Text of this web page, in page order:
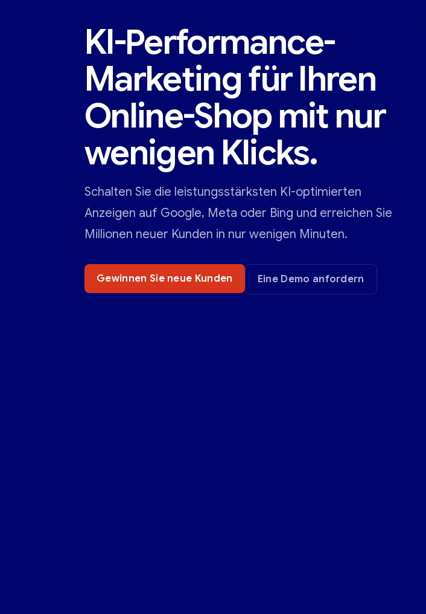
KI-Performance-
Marketing ‍für Ihren
Online-Shop mit nur
wenigen Klicks.
Schalten Sie die leistungsstärksten KI-optimierten
Anzeigen auf Google, Meta oder Bing und erreichen Sie
Millionen neuer Kunden in nur wenigen Minuten.
Gewinnen Sie neue Kunden Eine Demo anfordern